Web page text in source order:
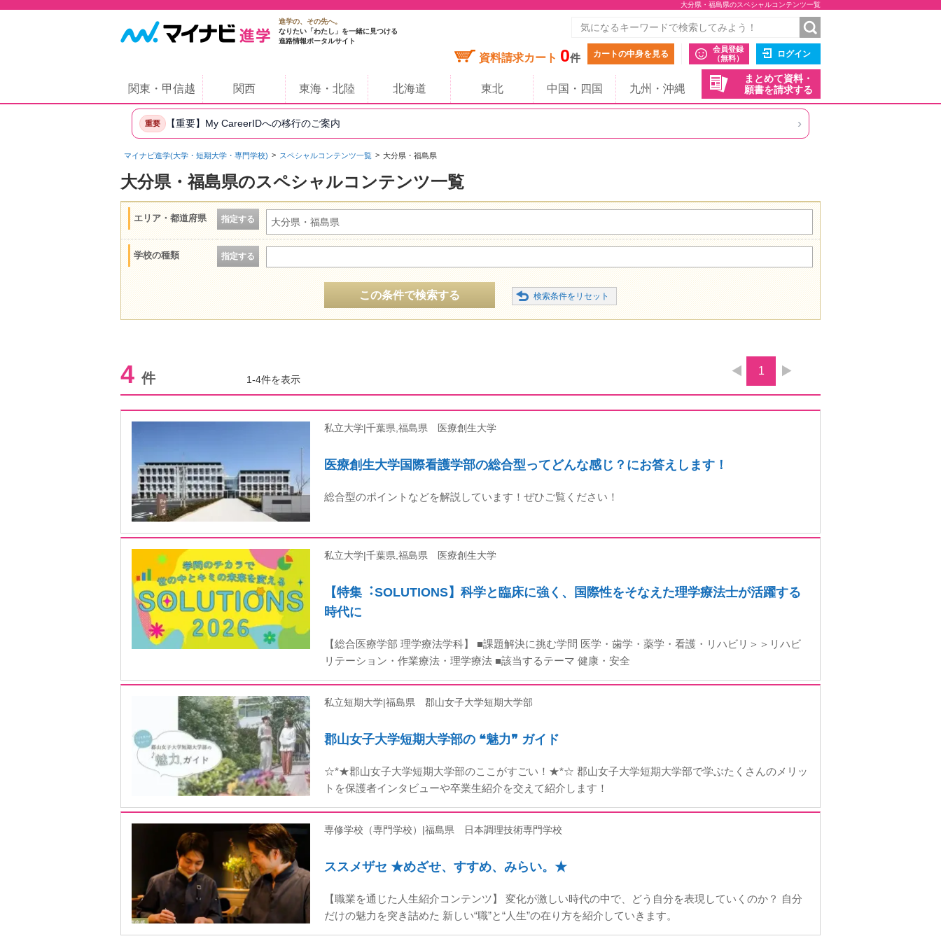
大分県・福島県のスペシャルコンテンツ一覧
進学の、その先へ。
なりたい「わたし」を一緒に見つける
進路情報ポータルサイト
資料請求カート 0件 カートの中身を見る
会員登録
（無料）
ログイン
まとめて資料・
願書を請求する
関東・甲信越 関西 東海・北陸 北海道 東北 中国・四国 九州・沖縄
重要 【重要】My CareerIDへの移行のご案内 ›
マイナビ進学(大学・短期大学・専門学校) スペシャルコンテンツ一覧 大分県・福島県
大分県・福島県のスペシャルコンテンツ一覧
エリア・都道府県 指定する 大分県・福島県
学校の種類 指定する
この条件で検索する
4 件 1-4件を表示
1
私立大学|千葉県,福島県 医療創生大学
医療創生大学国際看護学部の総合型ってどんな感じ？にお答えします！
総合型のポイントなどを解説しています！ぜひご覧ください！
私立大学|千葉県,福島県 医療創生大学
【特集︓SOLUTIONS】科学と臨床に強く、国際性をそなえた理学療法士が活躍する
時代に
【総合医療学部 理学療法学科】 ■課題解決に挑む学問 医学・歯学・薬学・看護・リハビリ＞＞リハビ
リテーション・作業療法・理学療法 ■該当するテーマ 健康・安全
私立短期大学|福島県 郡山女子大学短期大学部
郡山女子大学短期大学部の ❝魅力❞ ガイド
☆*★郡山女子大学短期大学部のここがすごい！★*☆ 郡山女子大学短期大学部で学ぶたくさんのメリッ
トを保護者インタビューや卒業生紹介を交えて紹介します！
専修学校（専門学校）|福島県 日本調理技術専門学校
ススメザセ ★めざせ、すすめ、みらい。★
【職業を通じた人生紹介コンテンツ】 変化が激しい時代の中で、どう自分を表現していくのか？ 自分
だけの魅力を突き詰めた 新しい“職”と“人生”の在り方を紹介していきます。